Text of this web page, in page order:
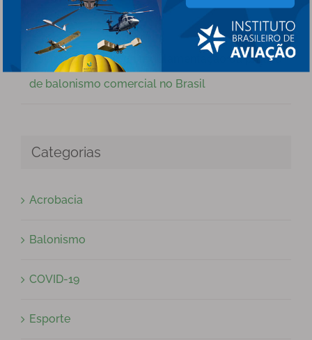
Nacional
Aperfeiçoamento da regulamentação da prática
de balonismo comercial no Brasil
Categorias
Acrobacia
Balonismo
COVID-19
Esporte